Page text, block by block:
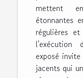
mettent
étonnantes
régulières
l'exécution
exposé
jacents qui